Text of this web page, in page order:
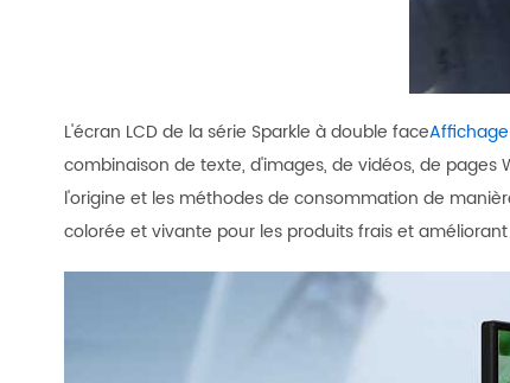
L'écran LCD de la série Sparkle à double face
combinaison de texte, d'images, de vidéos, de pages
l'origine et les méthodes de consommation de
colorée et vivante pour les produits frais et